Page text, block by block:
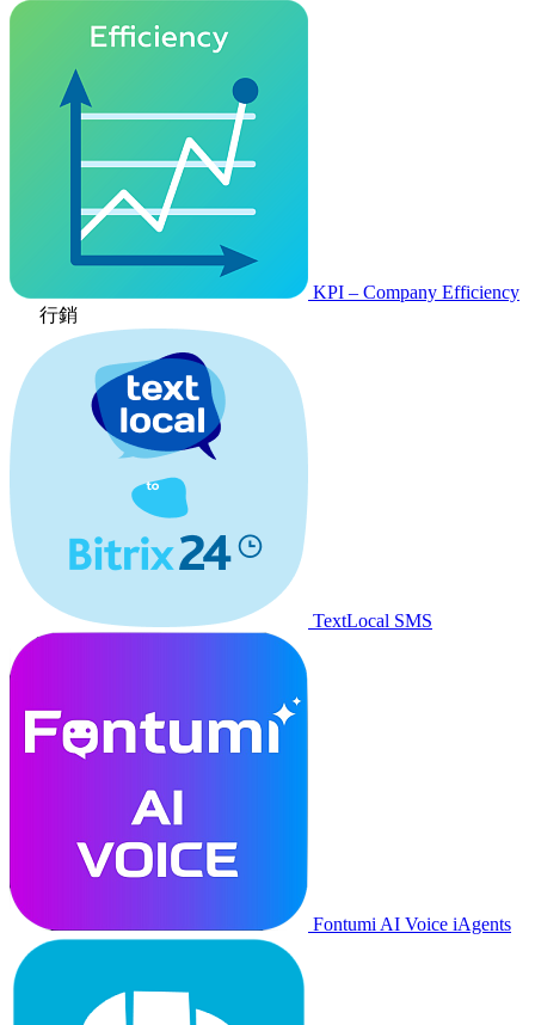
KPI – Company Efficiency
行銷
TextLocal SMS
Fontumi AI Voice iAgents